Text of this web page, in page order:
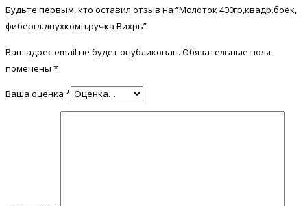
Будьте первым, кто оставил отзыв на “Молоток 400гр,квадр.боек,
фибергл.двухкомп.ручка Вихрь”
Ваш адрес email не будет опубликован. Обязательные поля
помечены *
Ваша оценка *